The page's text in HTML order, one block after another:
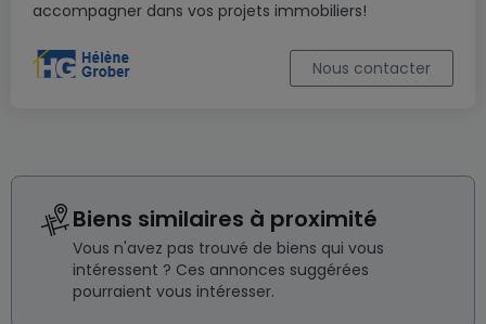
accompagner dans vos projets immobiliers!
Nous contacter
Biens similaires à proximité
Vous n'avez pas trouvé de biens qui vous
intéressent ? Ces annonces suggérées
pourraient vous intéresser.